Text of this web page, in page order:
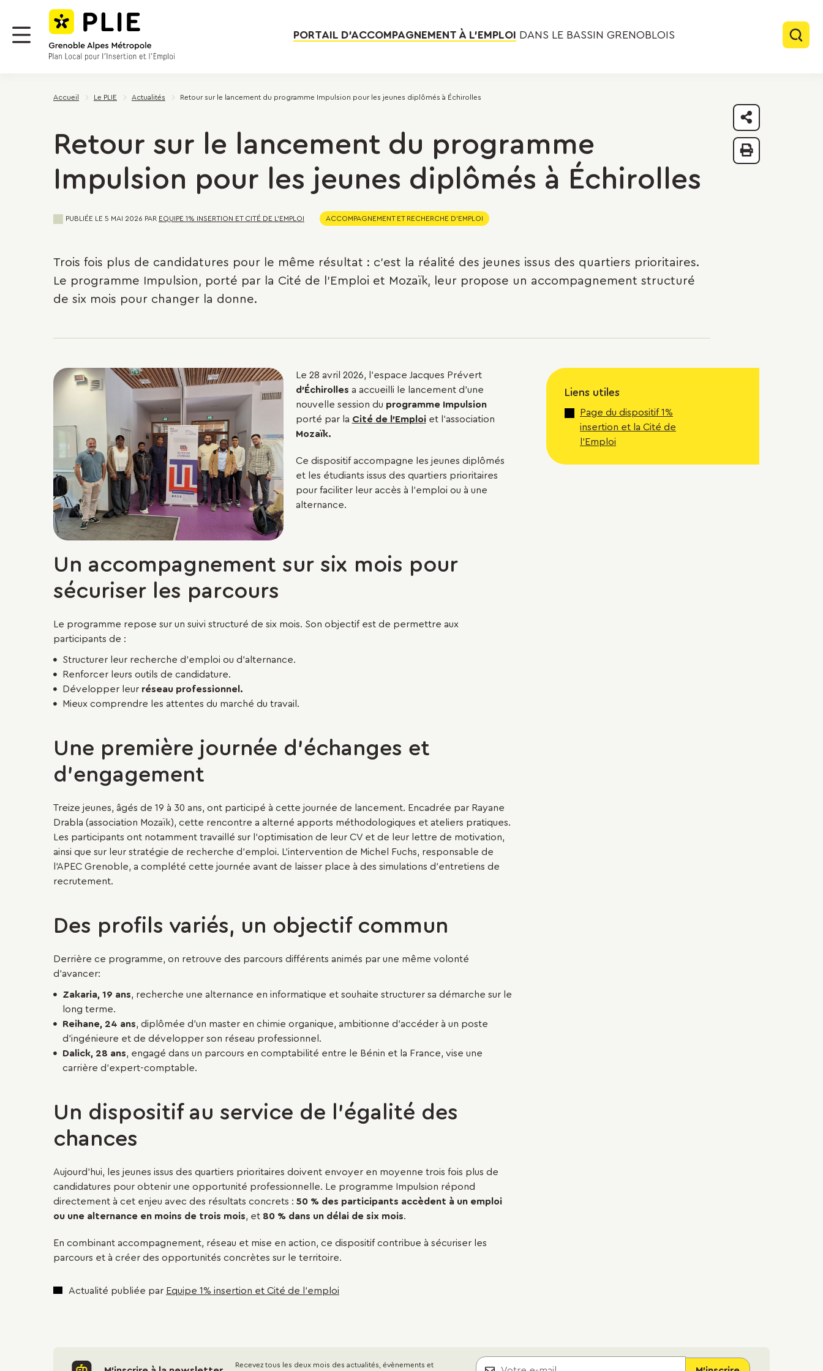
Panneau de gestion des cookies
Menu
PORTAIL D’ACCOMPAGNEMENT À L’EMPLOI DANS LE BASSIN GRENOBLOIS
Accueil Le PLIE Actualités Retour sur le lancement du programme Impulsion pour les jeunes diplômés à Échirolles
Retour sur le lancement du programme
Impulsion pour les jeunes diplômés à Échirolles
PUBLIÉE LE 5 MAI 2026 PAR EQUIPE 1% INSERTION ET CITÉ DE L'EMPLOI ACCOMPAGNEMENT ET RECHERCHE D'EMPLOI
Trois fois plus de candidatures pour le même résultat : c'est la réalité des jeunes issus des quartiers prioritaires.
Le programme Impulsion, porté par la Cité de l'Emploi et Mozaïk, leur propose un accompagnement structuré
de six mois pour changer la donne.
Le 28 avril 2026, l’espace Jacques Prévert
d’Échirolles a accueilli le lancement d'une
nouvelle session du programme Impulsion
porté par la Cité de l’Emploiet l’association
Mozaïk.
Ce dispositif accompagne les jeunes diplômés
et les étudiants issus des quartiers prioritaires
pour faciliter leur accès à l’emploi ou à une
alternance.
Un accompagnement sur six mois pour
sécuriser les parcours
Le programme repose sur un suivi structuré de six mois. Son objectif est de permettre aux
participants de :
Structurer leur recherche d’emploi ou d’alternance.
Renforcer leurs outils de candidature.
Développer leur réseau professionnel.
Mieux comprendre les attentes du marché du travail.
Une première journée d'échanges et
d'engagement
Treize jeunes, âgés de 19 à 30 ans, ont participé à cette journée de lancement. Encadrée par Rayane
Drabla (association Mozaïk), cette rencontre a alterné apports méthodologiques et ateliers pratiques.
Les participants ont notamment travaillé sur l'optimisation de leur CV et de leur lettre de motivation,
ainsi que sur leur stratégie de recherche d'emploi. L'intervention de Michel Fuchs, responsable de
l'APEC Grenoble, a complété cette journée avant de laisser place à des simulations d’entretiens de
recrutement.
Des profils variés, un objectif commun
Derrière ce programme, on retrouve des parcours différents animés par une même volonté
d'avancer:
Zakaria, 19 ans, recherche une alternance en informatique et souhaite structurer sa démarche sur le
long terme.
Reihane, 24 ans, diplômée d’un master en chimie organique, ambitionne d’accéder à un poste
d’ingénieure et de développer son réseau professionnel.
Dalick, 28 ans, engagé dans un parcours en comptabilité entre le Bénin et la France, vise une
carrière d’expert-comptable.
Un dispositif au service de l'égalité des
chances
Aujourd'hui, les jeunes issus des quartiers prioritaires doivent envoyer en moyenne trois fois plus de
candidatures pour obtenir une opportunité professionnelle. Le programme Impulsion répond
directement à cet enjeu avec des résultats concrets : 50 % des participants accèdent à un emploi
ou une alternance en moins de trois mois, et 80 % dans un délai de six mois.
En combinant accompagnement, réseau et mise en action, ce dispositif contribue à sécuriser les
parcours et à créer des opportunités concrètes sur le territoire.
Actualité publiée par Equipe 1% insertion et Cité de l'emploi
Liens utiles
Page du dispositif 1%
insertion et la Cité de
l'Emploi
Partager
Imprimer
Recevez tous les deux mois des actualités, évènements et